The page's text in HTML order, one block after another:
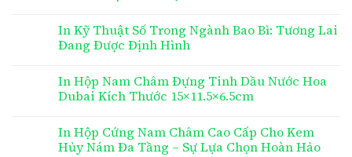
In Kỹ Thuật Số Trong Ngành Bao Bì: Tương Lai
Đang Được Định Hình
In Hộp Nam Châm Đựng Tinh Dầu Nước Hoa
Dubai Kích Thước 15×11.5×6.5cm
In Hộp Cứng Nam Châm Cao Cấp Cho Kem
Hủy Nám Đa Tầng – Sự Lựa Chọn Hoàn Hảo